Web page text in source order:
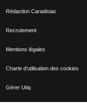
Rédaction Caradisiac
Recrutement
Mentions légales
Charte d'utilisation des cookies
Gérer Utiq